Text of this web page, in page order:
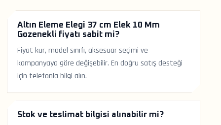
Altın Eleme Elegi 37 cm Elek 10 Mm
Gozenekli fiyatı sabit mi?
Fiyat kur, model sınıfı, aksesuar seçimi ve
kampanyaya göre değişebilir. En doğru satış desteği
için telefonla bilgi alın.
Stok ve teslimat bilgisi alınabilir mi?